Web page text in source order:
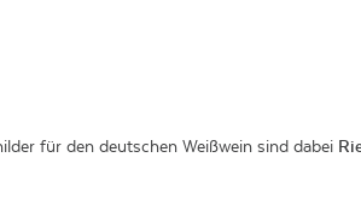
für den deutschen Weißwein sind dabei